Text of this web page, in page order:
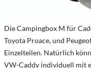
Die Campingbox M für
Toyota Proace, und
Einzelteilen. Natürlich
VW-Caddy individuell mit